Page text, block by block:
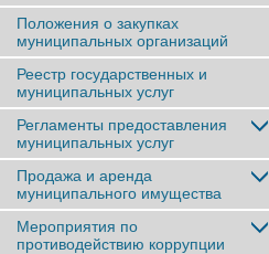
Положения о закупках
муниципальных организаций
Реестр государственных и
муниципальных услуг
Регламенты предоставления
муниципальных услуг
Продажа и аренда
муниципального имущества
Мероприятия по
противодействию коррупции